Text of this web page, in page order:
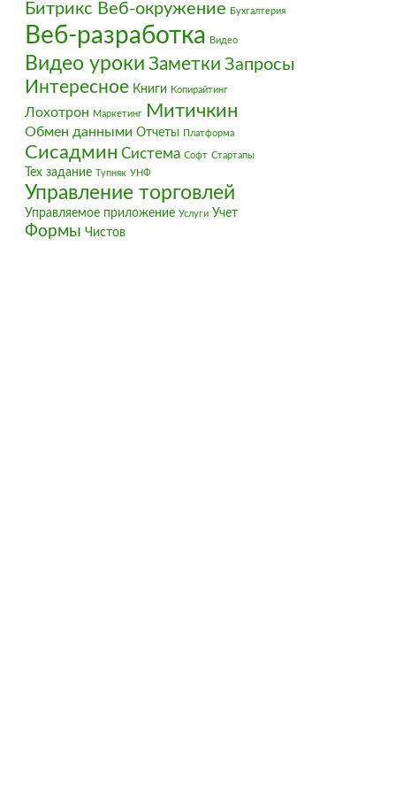
Битрикс Веб-окружение Бухгалтерия
Веб-разработка Видео
Видео уроки Заметки Запросы
Интересное Книги Копирайтинг
Лохотрон Маркетинг Митичкин
Обмен данными Отчеты Платформа
Сисадмин Система Софт Стартапы
Тех задание Тупняк УНФ
Управление торговлей
Управляемое приложение Услуги Учет
Формы Чистов